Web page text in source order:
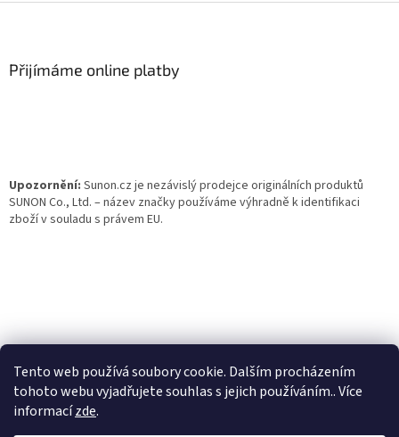
Tento web používá soubory cookie. Dalším procházením
tohoto webu vyjadřujete souhlas s jejich používáním.. Více
informacízde.
Přijímáme online platby
Upozornění: Sunon.cz je nezávislý prodejce originálních produktů
SUNON Co., Ltd. – název značky používáme výhradně k identifikaci
zboží v souladu s právem EU.